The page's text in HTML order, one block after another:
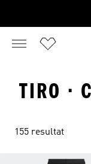
TIRO ·
155 resultat